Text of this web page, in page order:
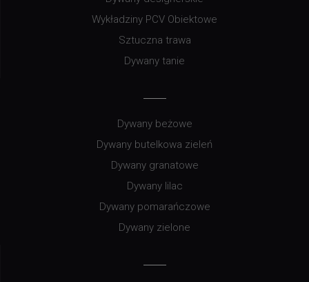
Wykładziny PCV Obiektowe
Sztuczna trawa
Dywany tanie
Dywany beżowe
Dywany butelkowa zieleń
Dywany granatowe
Dywany lilac
Dywany pomarańczowe
Dywany zielone